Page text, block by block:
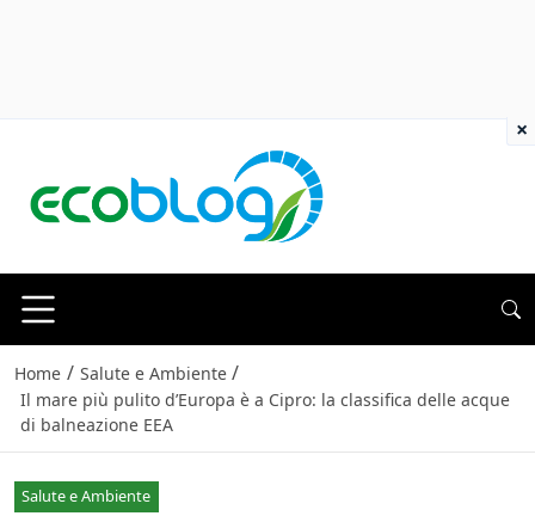
Home / Salute e Ambiente /
Il mare più pulito d’Europa è a Cipro: la classifica delle acque
di balneazione EEA
Salute e Ambiente
×